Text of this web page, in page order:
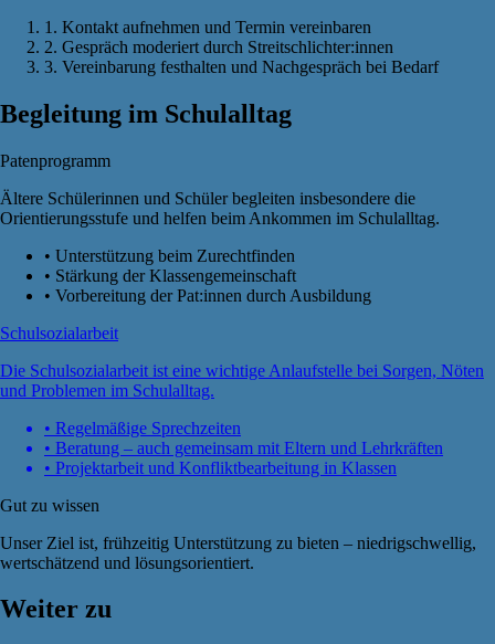
1. Kontakt aufnehmen und Termin vereinbaren
2. Gespräch moderiert durch Streitschlichter:innen
3. Vereinbarung festhalten und Nachgespräch bei Bedarf
Begleitung im Schulalltag
Patenprogramm
Ältere Schülerinnen und Schüler begleiten insbesondere die
Orientierungsstufe und helfen beim Ankommen im Schulalltag.
• Unterstützung beim Zurechtfinden
• Stärkung der Klassengemeinschaft
• Vorbereitung der Pat:innen durch Ausbildung
Schulsozialarbeit
Die Schulsozialarbeit ist eine wichtige Anlaufstelle bei Sorgen, Nöten
und Problemen im Schulalltag.
• Regelmäßige Sprechzeiten
• Beratung – auch gemeinsam mit Eltern und Lehrkräften
• Projektarbeit und Konfliktbearbeitung in Klassen
Gut zu wissen
Unser Ziel ist, frühzeitig Unterstützung zu bieten – niedrigschwellig,
wertschätzend und lösungsorientiert.
Weiter zu